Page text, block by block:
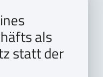
als
statt der